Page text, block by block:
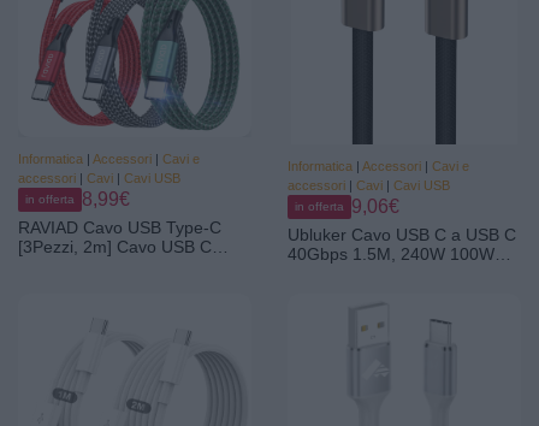
Informatica | Accessori | Cavi e
accessori | Cavi | Cavi USB
in offerta 8,99€
RAVIAD Cavo USB Type-C
[3Pezzi, 2m] Cavo USB C
S23/S22/S21/S20/A50/A70, Mi
11t, Redmi Note, Realme
Informatica | Accessori | Cavi e
accessori | Cavi | Cavi USB
in offerta 9,06€
Ubluker Cavo USB C a USB C
40Gbps 1.5M, 240W 100W
Dati Ricarica Rapida per
iPhone17 16 15 Galaxy S26